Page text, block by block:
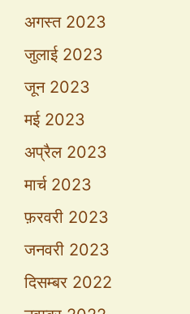
अगस्त 2023
जुलाई 2023
जून 2023
मई 2023
अप्रैल 2023
मार्च 2023
फ़रवरी 2023
जनवरी 2023
दिसम्बर 2022